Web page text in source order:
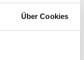
Über Cookies